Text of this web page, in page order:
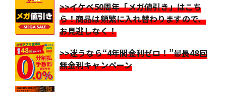
>>イケベ50周年「メガ値引き」はこち
ら！商品は頻繁に入れ替わりますので、
お見逃しなく！
>>迷うなら“4年間金利ゼロ！”最長48回
無金利キャンペーン